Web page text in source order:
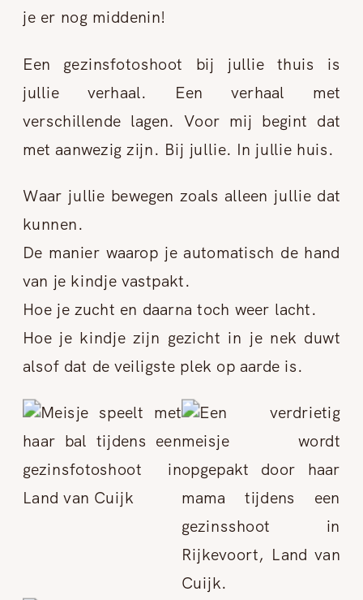
je er nog middenin!
Een gezinsfotoshoot bij jullie thuis is
jullie verhaal. Een verhaal met
verschillende lagen. Voor mij begint dat
met aanwezig zijn. Bij jullie. In jullie huis.
Waar jullie bewegen zoals alleen jullie dat
kunnen.
De manier waarop je automatisch de hand
van je kindje vastpakt.
Hoe je zucht en daarna toch weer lacht.
Hoe je kindje zijn gezicht in je nek duwt
alsof dat de veiligste plek op aarde is.